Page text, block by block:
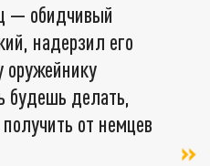
— обидчивый
надерзил его
оружейнику
будешь делать,
от немцев